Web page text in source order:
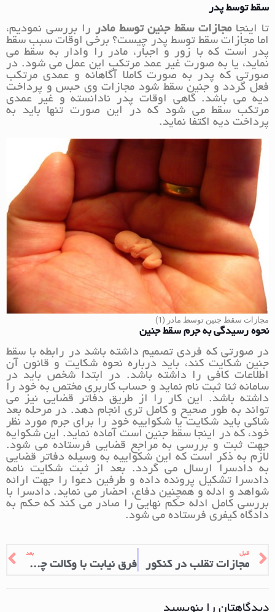
سقط توسط پدر
تا اینجامجازات سقط جنین توسط مادر را بررسی نمودیم،
اما مجازات سقط توسط پدر چیست؟ برخی اوقات سبب سقط
پدر است که با زور و اجبار، مادر را وادار به سقط می
نماید، یا به صورت غیر عمد مرتکب این عمل می شود. در
صورتی که پدر به صورت کاملا آگاهانه و عمدی مرتکب
فعل گردد و جنین سقط شود مجازات وی حبس و پرداخت
دیه می باشد. گاهی اوقات پدر نادانسته و غیر عمدی
مرتکب سقط می شود که در این صورت تنها باید به
پرداخت دیه اکتفا نماید.
مجازات سقط جنین توسط مادر (1)
نحوه رسیدگی به جرم سقط جنین
در صورتی که فردی تصمیم داشته باشد در رابطه با سقط
جنین شکایت کند، باید درباره نحوه شکایت و قانون آن
اطلاعات کافی را داشته باشد. در ابتدا شخص باید در
سامانه ثنا ثبت نام نماید و حساب کاربری مختص به خود را
داشته باشد. این کار را از طریق دفاتر قضایی نیز می
تواند به طور صحیح و کامل تری انجام دهد. در مرحله بعد
شاکی باید شکایت یا شکواییه خود را برای جرم مورد نظر
خود، که در اینجا سقط جنین است آماده نماید. این شکوایه
جهت ثبت و بررسی به مراجع قضایی فرستاده می شود.
لازم به ذکر است که این شکواییه به وسیله دفاتر قضایی
به دادسرا ارسال می گردد. بعد از ثبت شکایت نامه
دادسرا تشکیل پرونده داده و طرفین دعوا را جهت ارائه
شواهد و ادله و همچنین دفاع، احضار می نماید. دادسرا با
بررسی کامل ادله حکم نهایی را صادر می کند که حکم به
دادگاه کیفری فرستاده می شود.
قبل
مجازات تقلب در کنکور
بعد
فرق نیابت با وکالت چیست
دیدگاهتان را بنویسید